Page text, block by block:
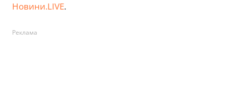
Новини.LIVE.
Реклама